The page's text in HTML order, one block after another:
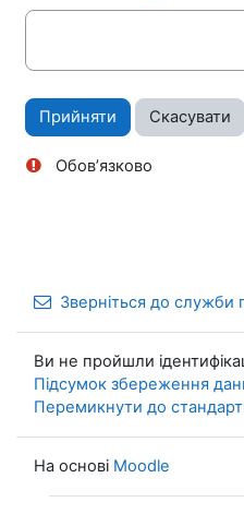
Обов’язково
Зверніться до служби
Ви не пройшли
Підсумок збереження
Перемикнути до
На основі Moodle